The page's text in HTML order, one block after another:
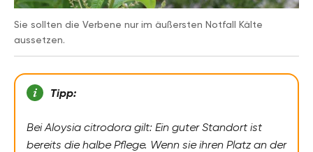
Sie sollten die Verbene nur im äußersten Notfall Kälte
aussetzen.
Tipp:
Bei Aloysia citrodora gilt: Ein guter Standort ist
bereits die halbe Pflege. Wenn sie ihren Platz an der